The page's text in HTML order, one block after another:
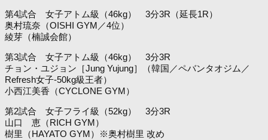
第4試合 女子アトム級（46kg） 3分3R（延長1R）
奥村琉奈（OISHI GYM／4位）
綾芽（楠誠会館）
第3試合 女子アトム級（46kg） 3分3R
チョン・ユジョン［Jung Yujung］（韓国／ペバンタオジム／
Refresh女子-50kg級王者）
小西江美香（CYCLONE GYM）
第2試合 女子フライ級（52kg） 3分3R
山口 恵（RICH GYM）
樹里（HAYATO GYM）※奥村樹里 改め